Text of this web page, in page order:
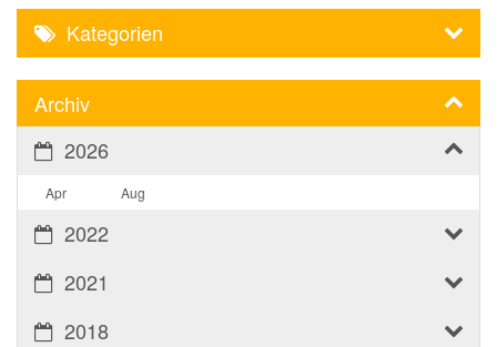
Kategorien
Archiv
2026
Apr Aug
2022
2021
2018